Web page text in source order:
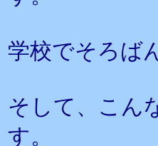
学校でそろば
そして、こん
す。